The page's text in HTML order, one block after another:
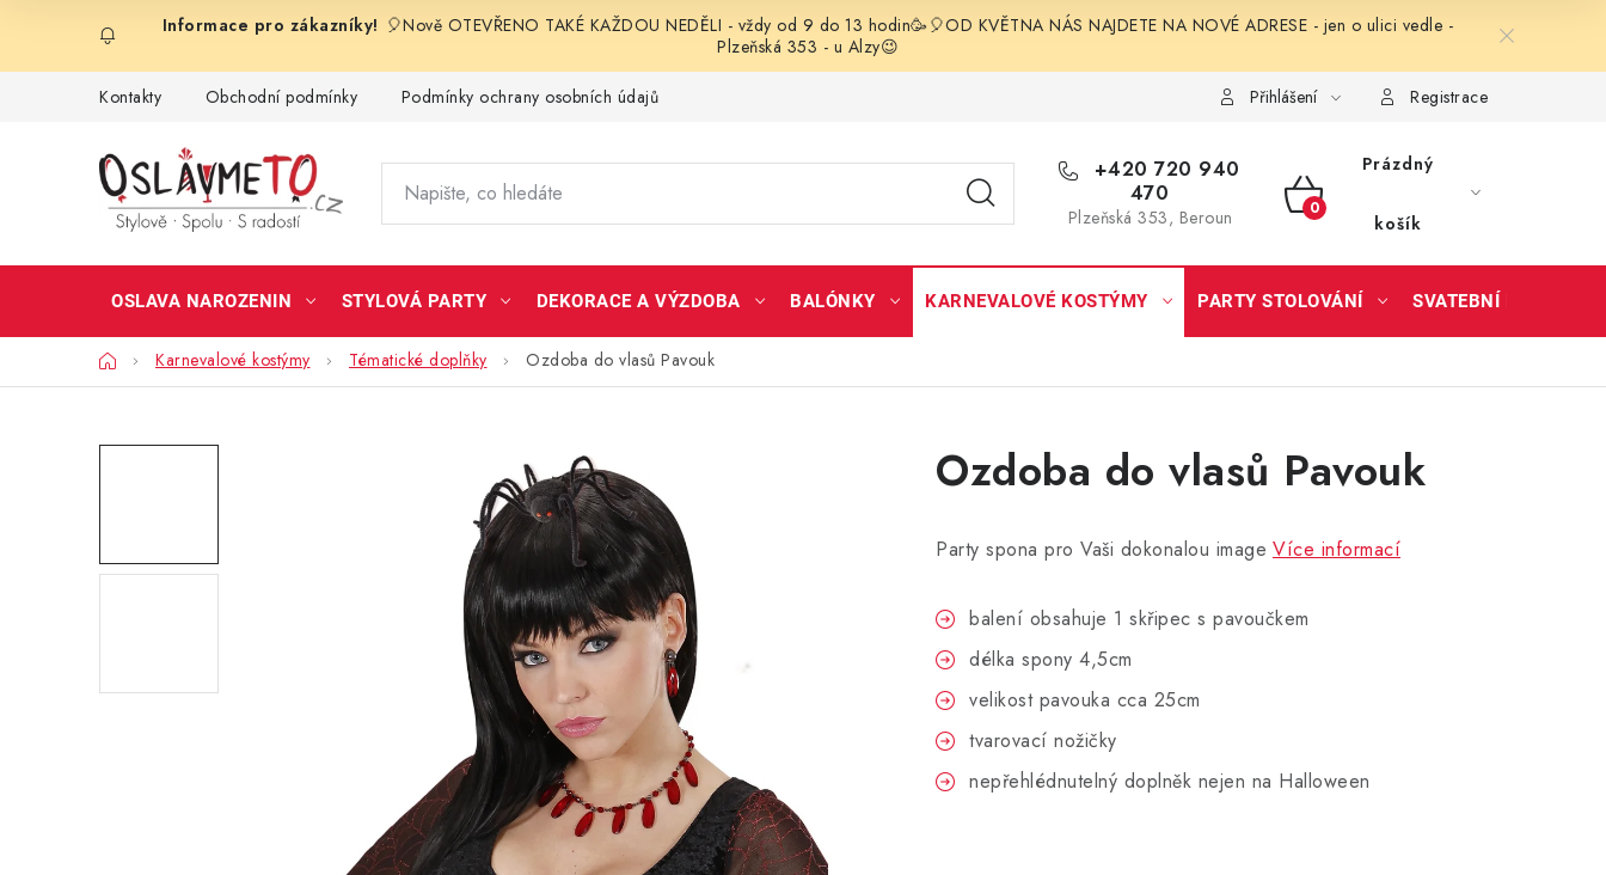
obsah
🎈Nově OTEVŘENO TAKÉ KAŽDOU NEDĚLI - vždy od 9 do 13 hodin🥳🎈OD KVĚTNA NÁS NAJDETE NA NOVÉ ADRESE - jen o ulici vedle -
Plzeňská 353 - u Alzy😉
Kontakty Obchodní podmínky Podmínky ochrany osobních údajů Přihlášení Registrace
+420 720 940
470
Plzeňská 353, Beroun
NÁKUPNÍ
Prázdný
košík
OSLAVA NAROZENIN STYLOVÁ PARTY DEKORACE A VÝZDOBA BALÓNKY KARNEVALOVÉ KOSTÝMY PARTY STOLOVÁNÍ SVATEBNÍ DOPLŇKY
DomůKarnevalové kostýmy Tématické doplňky Ozdoba do vlasů Pavouk
Ozdoba do vlasů Pavouk
Party spona pro Vaši dokonalou image Více informací
balení obsahuje 1 skřipec s pavoučkem
délka spony 4,5cm
velikost pavouka cca 25cm
tvarovací nožičky
nepřehlédnutelný doplněk nejen na Halloween